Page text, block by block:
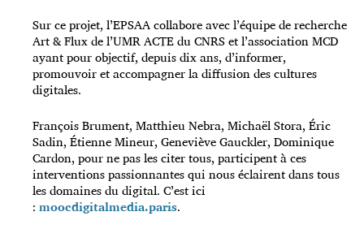
Sur ce projet, l’EPSAA collabore avec l’équipe de recherche
Art & Flux de l’UMR ACTE du CNRS et l’association MCD
ayant pour objectif, depuis dix ans, d’informer,
promouvoir et accompagner la diffusion des cultures
digitales.
François Brument, Matthieu Nebra, Michaël Stora, Éric
Sadin, Étienne Mineur, Geneviève Gauckler, Dominique
Cardon, pour ne pas les citer tous, participent à ces
interventions passionnantes qui nous éclairent dans tous
les domaines du digital. C’est ici
: moocdigitalmedia.paris.